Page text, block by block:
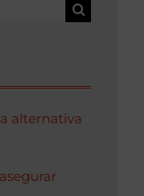
alternativa